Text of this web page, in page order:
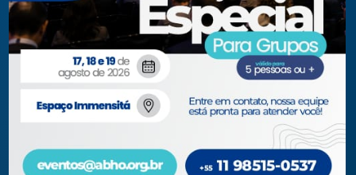
Fone/Fax:
+ 55 11 3081.5909 / 3081.1709
secretaria@abho.org.br
Rua Cardoso de Almeida, 167 CJ 121
WhatsApp: (11) 93938-9842